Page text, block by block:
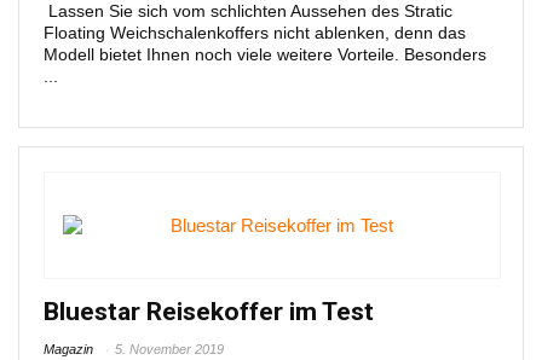
Lassen Sie sich vom schlichten Aussehen des Stratic
Floating Weichschalenkoffers nicht ablenken, denn das
Modell bietet Ihnen noch viele weitere Vorteile. Besonders
...
Bluestar Reisekoffer im Test
Magazin 5. November 2019